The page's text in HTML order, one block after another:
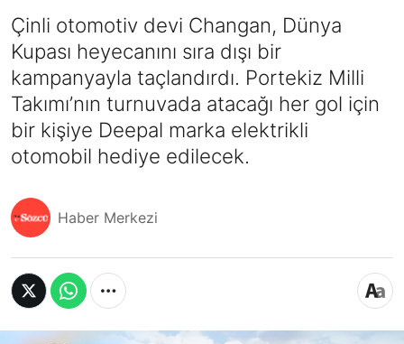
Çinli otomotiv devi Changan, Dünya
Kupası heyecanını sıra dışı bir
kampanyayla taçlandırdı. Portekiz Milli
Takımı’nın turnuvada atacağı her gol için
bir kişiye Deepal marka elektrikli
otomobil hediye edilecek.
Haber Merkezi